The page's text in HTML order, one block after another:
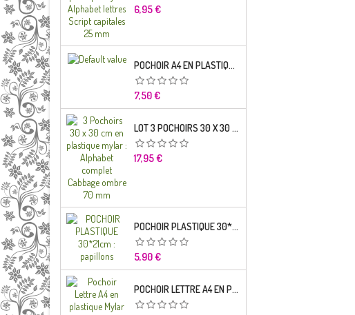
Prix
6,95 €
POCHOIR A4 EN PLASTIQUE MYLAR ALPHABET LETTRE TYPO SCIENCE 35 MM
Prix
7,50 €
LOT 3 POCHOIRS 30 X 30 CM EN PLASTIQUE MYLAR : ALPHABET COMPLET CABBAGE OMBRE 70 MM
Prix
17,95 €
POCHOIR PLASTIQUE 30*21CM : PAPILLONS
Prix
5,90 €
POCHOIR LETTRE A4 EN PLASTIQUE MYLAR ALPHABET LETTRES BRODWAY CAPITALES 20 MM